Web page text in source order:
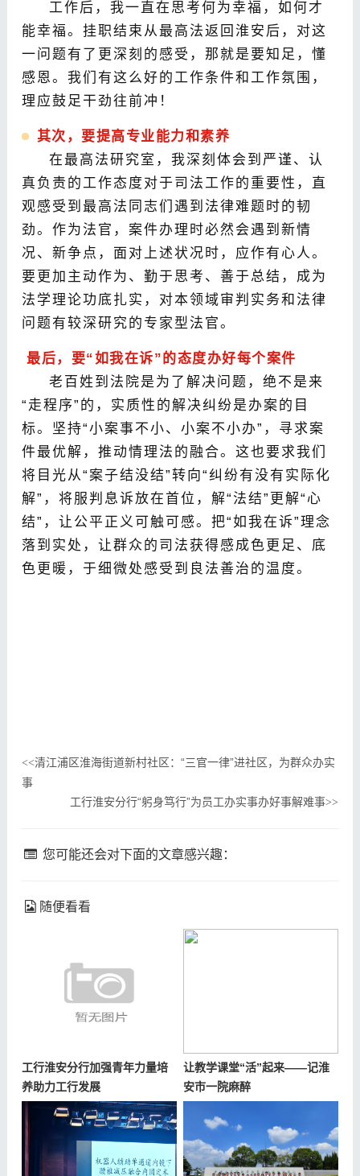
工作后，我一直在思考何为幸福，如何才
能幸福。挂职结束从最高法返回淮安后，对这
一问题有了更深刻的感受，那就是要知足，懂
感恩。我们有这么好的工作条件和工作氛围，
理应鼓足干劲往前冲！
其次，要提高专业能力和素养
在最高法研究室，我深刻体会到严谨、认
真负责的工作态度对于司法工作的重要性，直
观感受到最高法同志们遇到法律难题时的韧
劲。作为法官，案件办理时必然会遇到新情
况、新争点，面对上述状况时，应作有心人。
要更加主动作为、勤于思考、善于总结，成为
法学理论功底扎实，对本领域审判实务和法律
问题有较深研究的专家型法官。
最后，要“如我在诉”的态度办好每个案件
老百姓到法院是为了解决问题，绝不是来
“走程序”的，实质性的解决纠纷是办案的目
标。坚持“小案事不小、小案不小办”，寻求案
件最优解，推动情理法的融合。这也要求我们
将目光从“案子结没结”转向“纠纷有没有实际化
解”，将服判息诉放在首位，解“法结”更解“心
结”，让公平正义可触可感。把“如我在诉”理念
落到实处，让群众的司法获得感成色更足、底
色更暖，于细微处感受到良法善治的温度。
<<​清江浦区淮海街道新村社区：“三官一律”进社区，为群众办实
事
工行淮安分行“躬身笃行”为员工办实事办好事解难事>>
您可能还会对下面的文章感兴趣：
随便看看
工行淮安分行加强青年力量培
养助力工行发展
让教学课堂“活”起来——记淮
安市一院麻醉